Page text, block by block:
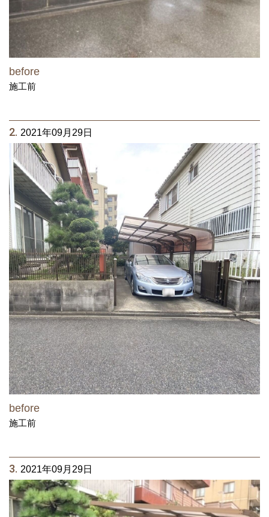
before
施工前
2. 2021年09月29日
before
施工前
3. 2021年09月29日